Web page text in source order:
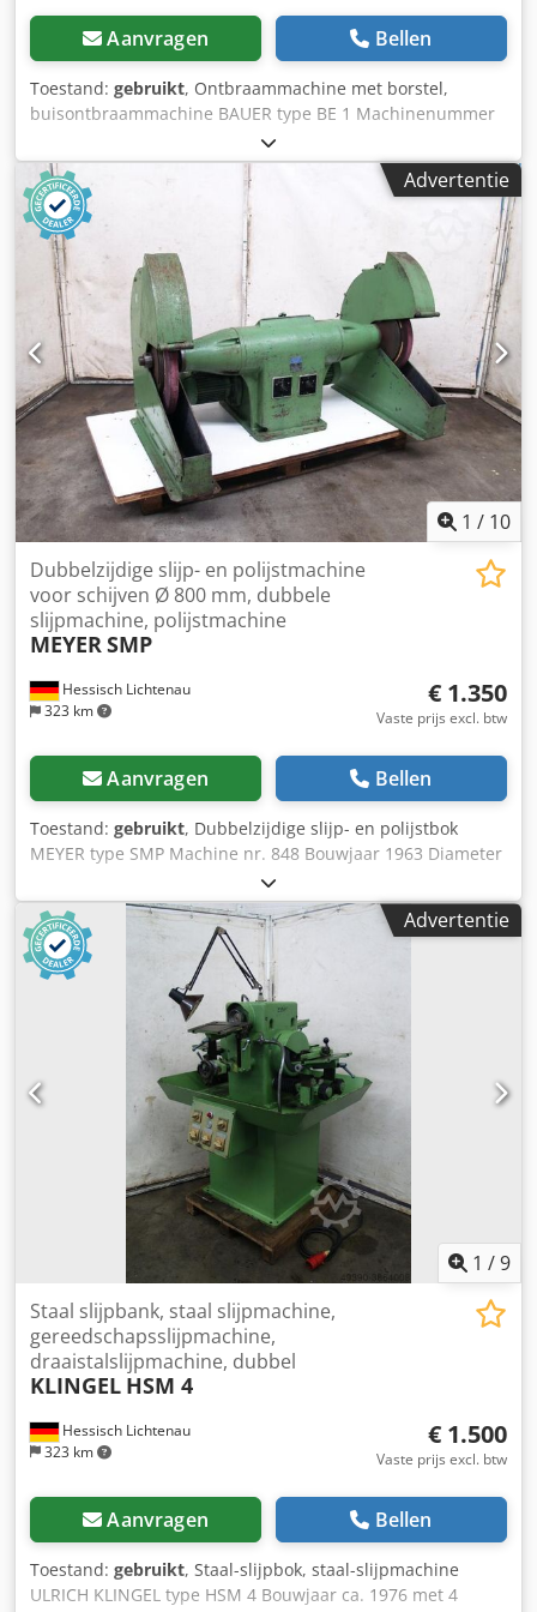
Aanvragen Bellen
Toestand: gebruikt, Ontbraammachine met borstel,
buisontbraammachine BAUER type BE 1 Machinenummer
29 Bouwjaar 1992 Borsteldiameter 250 mm Cedpfxjhrkrps
Aguerf Borstelbreedte 25 - 55 mm Toerental 1500 / 3000
tpm Vermogen 2,2 / 3 kW Netspanning 380 Volt, 50 Hz -
Materiaalopleg Benodigde ruimte (L x B x H) 500 x 450 x
440 mm Gewicht 45 kg goede staat
Advertentie
1 / 10
Hessisch Lichtenau
323 km
Dubbelzijdige slijp- en polijstmachine
voor schijven Ø 800 mm, dubbele
slijpmachine, polijstmachine
MEYERSMP
€ 1.350
Vaste prijs excl. btw
Aanvragen Bellen
Toestand: gebruikt, Dubbelzijdige slijp- en polijstbok
MEYER type SMP Machine nr. 848 Bouwjaar 1963 Diameter
slijp-/polijstschijf max. 800 mm Asdiameter 50 mm Credpfx
Ajdzqmhoguef Opname slijpschijf Ø 305 mm Schijfafstand
1470 mm Werkhoogte 550 mm Toerental 710 / 800 / 950
omw/min. Aandrijvingsvermogen 2x 3 kW Aansluiting 380
Volt, 50 Hz. - twee aandrijfmotoren, elk werkstation
afzonderlijk - ster-driehoekschakelaar voor elke motor
afzonderlijk - toerentalwisseling door het omleggen van de
aandrijfriemen - stofafzuigflens Ø 100 mm - 2 stuks
korund-slijpschijven gemonteerd, 40 mm breed, Ø ca. 560
/ 480 mm Benodigde ruimte L x B x H 1700 x 1200 x 900
mm Gewicht 850 kg Goede staat
Advertentie
1 /9
Hessisch Lichtenau
323 km
Staal slijpbank, staal slijpmachine,
gereedschapsslijpmachine,
draaistalslijpmachine, dubbel
KLINGEL HSM 4
€ 1.500
Vaste prijs excl. btw
Aanvragen Bellen
Toestand: gebruikt, Staal-slijpbok, staal-slijpmachine
ULRICH KLINGEL type HSM 4 Bouwjaar ca. 1976 met 4